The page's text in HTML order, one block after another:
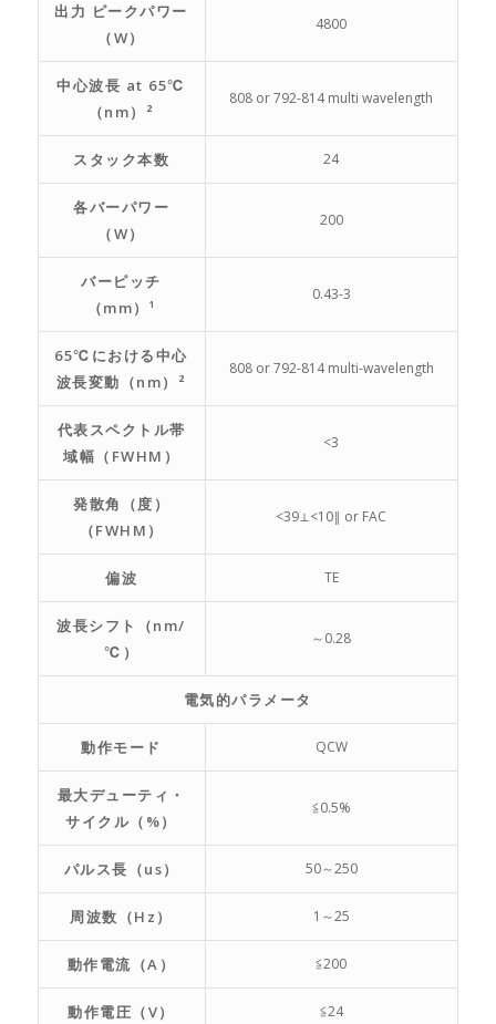
出力 ピークパワー
（W）
4800
中心波長 at 65℃
（nm）²
808 or 792-814 multi wavelength
スタック本数 24
各バーパワー
（W）
200
バーピッチ
（mm）¹
0.43-3
65℃における中心
波長変動（nm）²
808 or 792-814 multi-wavelength
代表スペクトル帯
域幅（FWHM）
<3
発散角（度）
（FWHM）
<39⊥<10‖ or FAC
偏波 TE
波長シフト（nm/
℃）
～0.28
電気的パラメータ
動作モード QCW
最大デューティ・
サイクル（%）
≦0.5%
パルス長（us） 50～250
周波数（Hz） 1～25
動作電流（A） ≦200
動作電圧（V） ≦24